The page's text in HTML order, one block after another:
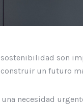
sostenibilidad son
un futuro
necesidad